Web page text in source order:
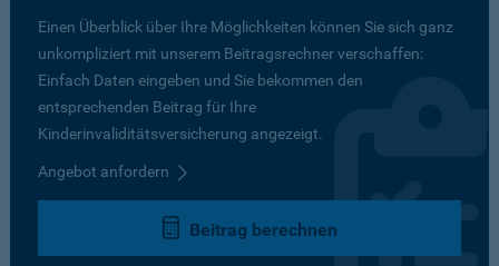
Einen Überblick über Ihre Möglichkeiten können Sie sich ganz
unkompliziert mit unserem Beitragsrechner verschaffen:
Einfach Daten eingeben und Sie bekommen den
entsprechenden Beitrag für Ihre
Kinderinvaliditätsversicherung angezeigt.
Angebot anfordern
Beitrag berechnen